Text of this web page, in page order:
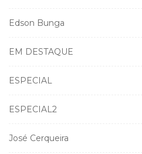
Edson Bunga
EM DESTAQUE
ESPECIAL
ESPECIAL2
José Cerqueira